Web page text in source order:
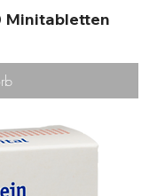
Minitabletten